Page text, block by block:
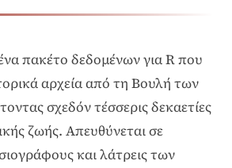
πακέτο δεδομένων για R που
αρχεία από τη Βουλή των
σχεδόν τέσσερις δεκαετίες
ζωής. Απευθύνεται σε
και λάτρεις των